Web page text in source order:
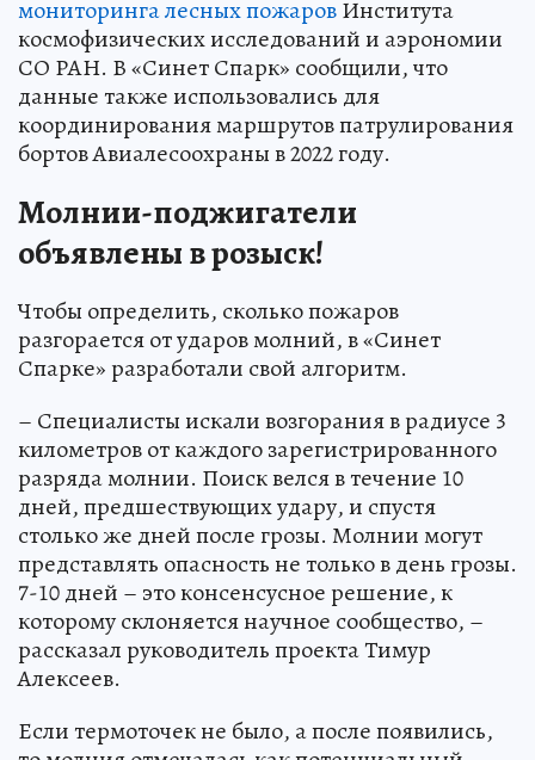
мониторинга лесных пожаровИнститута
космофизических исследований и аэрономии
СО РАН. В «Синет Спарк» сообщили, что
данные также использовались для
координирования маршрутов патрулирования
бортов Авиалесоохраны в 2022 году.
Молнии-поджигатели
объявлены в розыск!
Чтобы определить, сколько пожаров
разгорается от ударов молний, в «Синет
Спарке» разработали свой алгоритм.
– Специалисты искали возгорания в радиусе 3
километров от каждого зарегистрированного
разряда молнии. Поиск велся в течение 10
дней, предшествующих удару, и спустя
столько же дней после грозы. Молнии могут
представлять опасность не только в день грозы.
7-10 дней – это консенсусное решение, к
которому склоняется научное сообщество, –
рассказал руководитель проекта Тимур
Алексеев.
Если термоточек не было, а после появились,